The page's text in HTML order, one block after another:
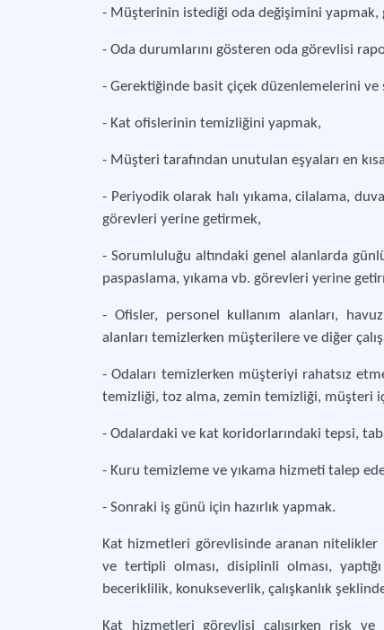
- Müşterinin istediği oda değişimini yapmak,
- Oda durumlarını gösteren oda görevlisi
- Gerektiğinde basit çiçek düzenlemelerini ve
- Kat ofislerinin temizliğini yapmak,
- Müşteri tarafından unutulan eşyaları en
- Periyodik olarak halı yıkama, cilalama,
görevleri yerine getirmek,
- Sorumluluğu altındaki genel alanlarda
paspaslama, yıkama vb. görevleri yerine
- Ofisler, personel kullanım alanları,
alanları temizlerken müşterilere ve diğer
- Odaları temizlerken müşteriyi rahatsız
temizliği, toz alma, zemin temizliği, müşteri
- Odalardaki ve kat koridorlarındaki tepsi,
- Kuru temizleme ve yıkama hizmeti talep
- Sonraki iş günü için hazırlık yapmak.
Kat hizmetleri görevlisinde aranan nitelikler
ve tertipli olması, disiplinli olması,
beceriklilik, konukseverlik, çalışkanlık
Kat hizmetleri görevlisi çalışırken risk ve